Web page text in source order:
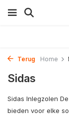
Terug Home
Sidas
Sidas Inlegzolen
bieden voor elke